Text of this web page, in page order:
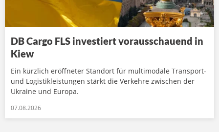
DB Cargo FLS investiert vorausschauend in
Kiew
Ein kürzlich eröffneter Standort für multimodale Transport-
und Logistikleistungen stärkt die Verkehre zwischen der
Ukraine und Europa.
07.08.2026